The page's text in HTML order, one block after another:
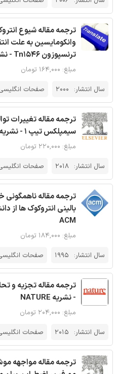
ترجمه مقاله شیوع
وانکومایسین به علت
ترنسپوزون Tn1546 - نشریه سایر
مبلغ: ۱۶۴,۰۰۰ تومان
سال انتشار: 2000 صفحات
سیمپلکس تیپ 1 - نشریه الزویر
مبلغ: ۲۲۰,۰۰۰ تومان
سال انتشار: 2018 صفحات
بالینی انتروکوک ها از
ACM
مبلغ: ۱۸۴,۰۰۰ تومان
سال انتشار: 1995 صفحات
ترجمه مقاله تجزیه و
- نشریه NATURE
مبلغ: ۲۰۴,۰۰۰ تومان
سال انتشار: 2015 صفحات
ترجمه مقاله مواجهه